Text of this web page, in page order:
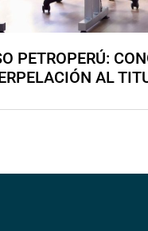
PETROPERÚ:
AL